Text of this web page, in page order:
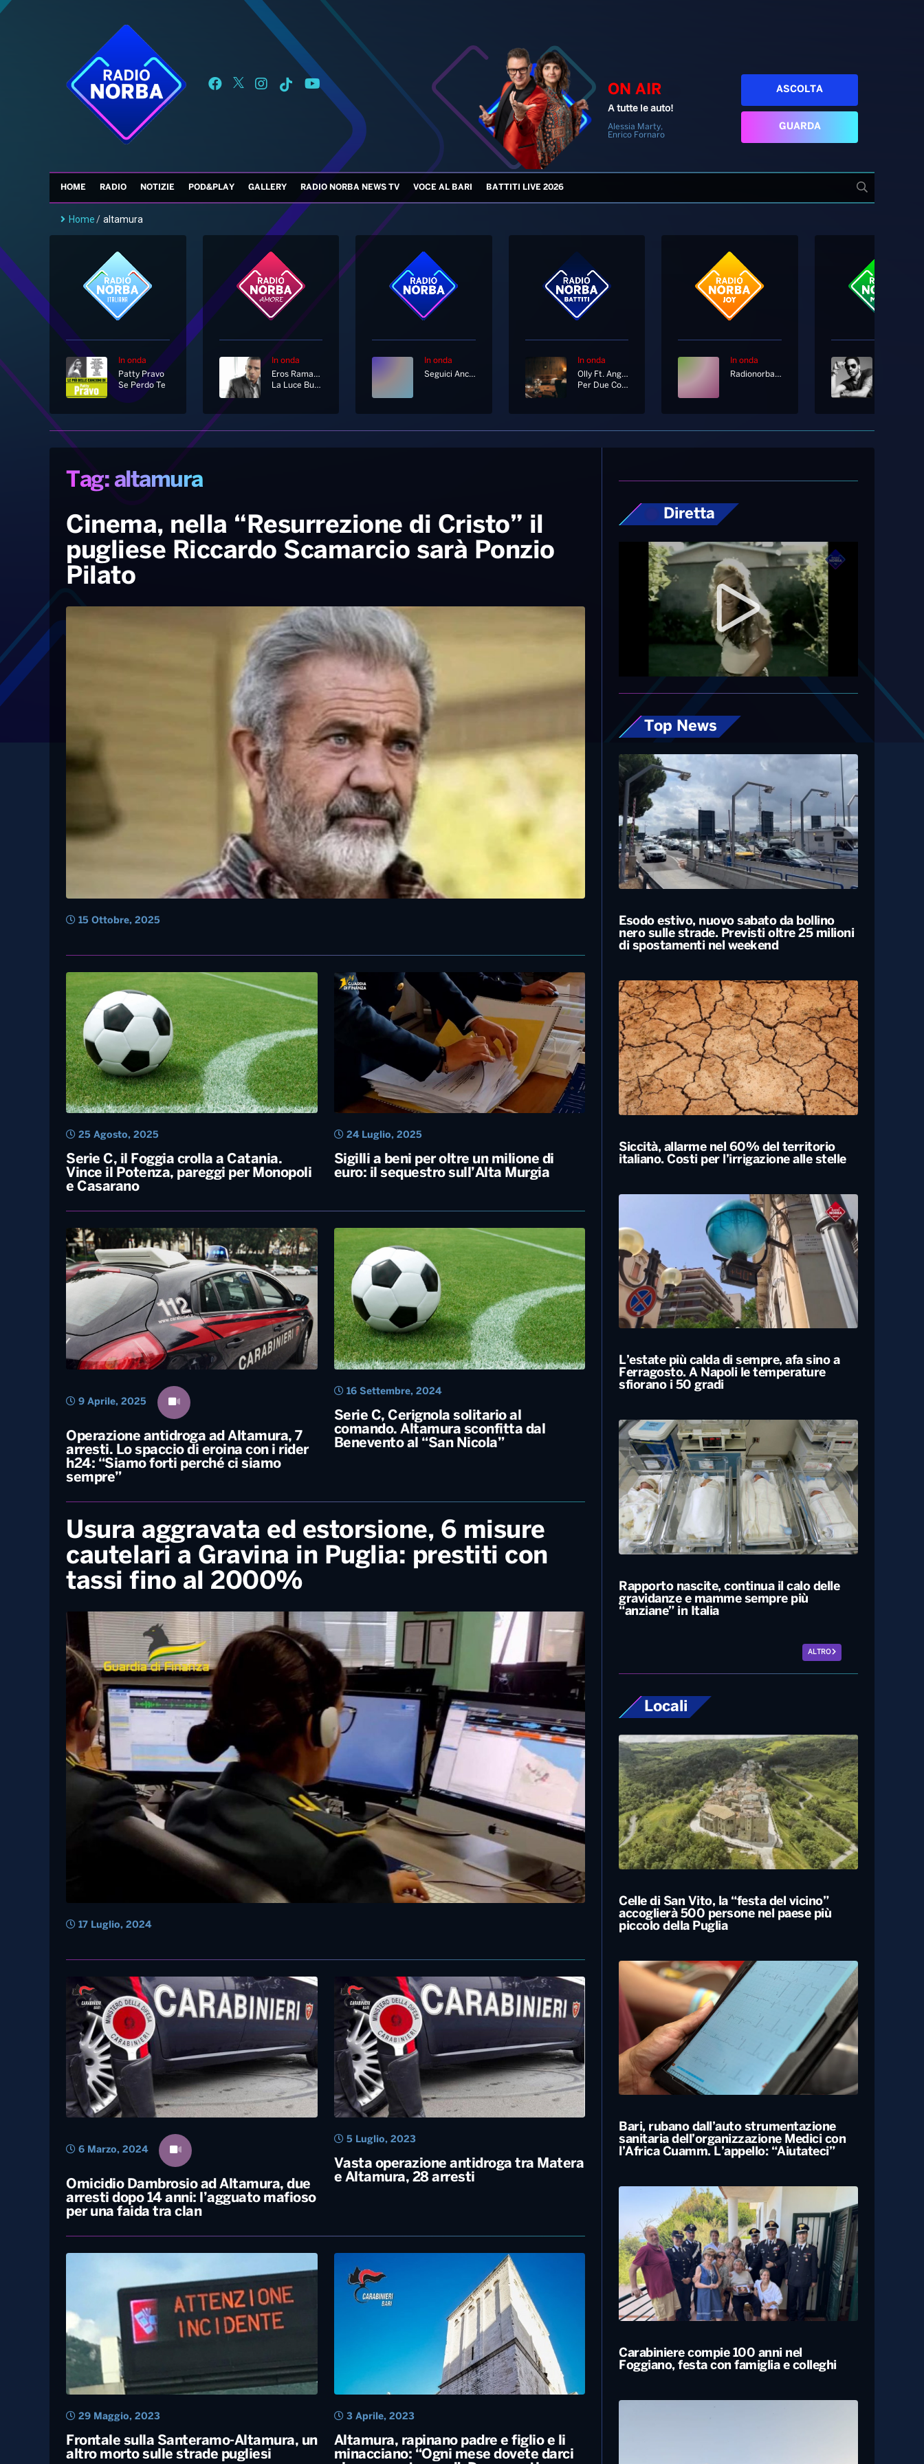
ON AIR
A tutte le auto!
Alessia Marty,
Enrico Fornaro
ASCOLTA
GUARDA
HOME RADIO NOTIZIE POD&PLAY GALLERY RADIO NORBA NEWS TV VOCE AL BARI BATTITI LIVE 2026
Home/ altamura
In onda
Patty Pravo
Se Perdo Te
In onda
Eros Ramazzotti
La Luce Buona Delle Stelle
In onda
Seguici Anche In Diretta Tv Al Canale 11 E 730 Di Sky
In onda
Olly Ft. Angelina Mango
Per Due Come Noi
In onda
Radionorba News
Cinema, nella “Resurrezione di Cristo” il
pugliese Riccardo Scamarcio sarà Ponzio
Pilato
15 Ottobre, 2025
Serie C, il Foggia crolla a Catania.
Vince il Potenza, pareggi per Monopoli
25 Agosto, 2025
Sigilli a beni per oltre un milione di
euro: il sequestro sull’Alta Murgia
24 Luglio, 2025
Operazione antidroga ad Altamura, 7
arresti. Lo spaccio di eroina con i rider
h24: “Siamo forti perché ci siamo
sempre”
9 Aprile, 2025
comando. Altamura sconfitta dal
Benevento al “San Nicola”
Usura aggravata ed estorsione, 6 misure
cautelari a Gravina in Puglia: prestiti con
tassi fino al 2000%
17 Luglio, 2024
Omicidio Dambrosio ad Altamura, due
arresti dopo 14 anni: l’agguato mafioso
6 Marzo, 2024
Vasta operazione antidroga tra Matera
e Altamura, 28 arresti
Top News
Esodo estivo, nuovo sabato da bollino
L’estate più calda di sempre, afa sino a
Rapporto nascite, continua il calo delle
gravidanze e mamme sempre più
“anziane” in Italia
ALTRO
Locali
Celle di San Vito, la “festa del vicino”
Bari, rubano dall’auto strumentazione